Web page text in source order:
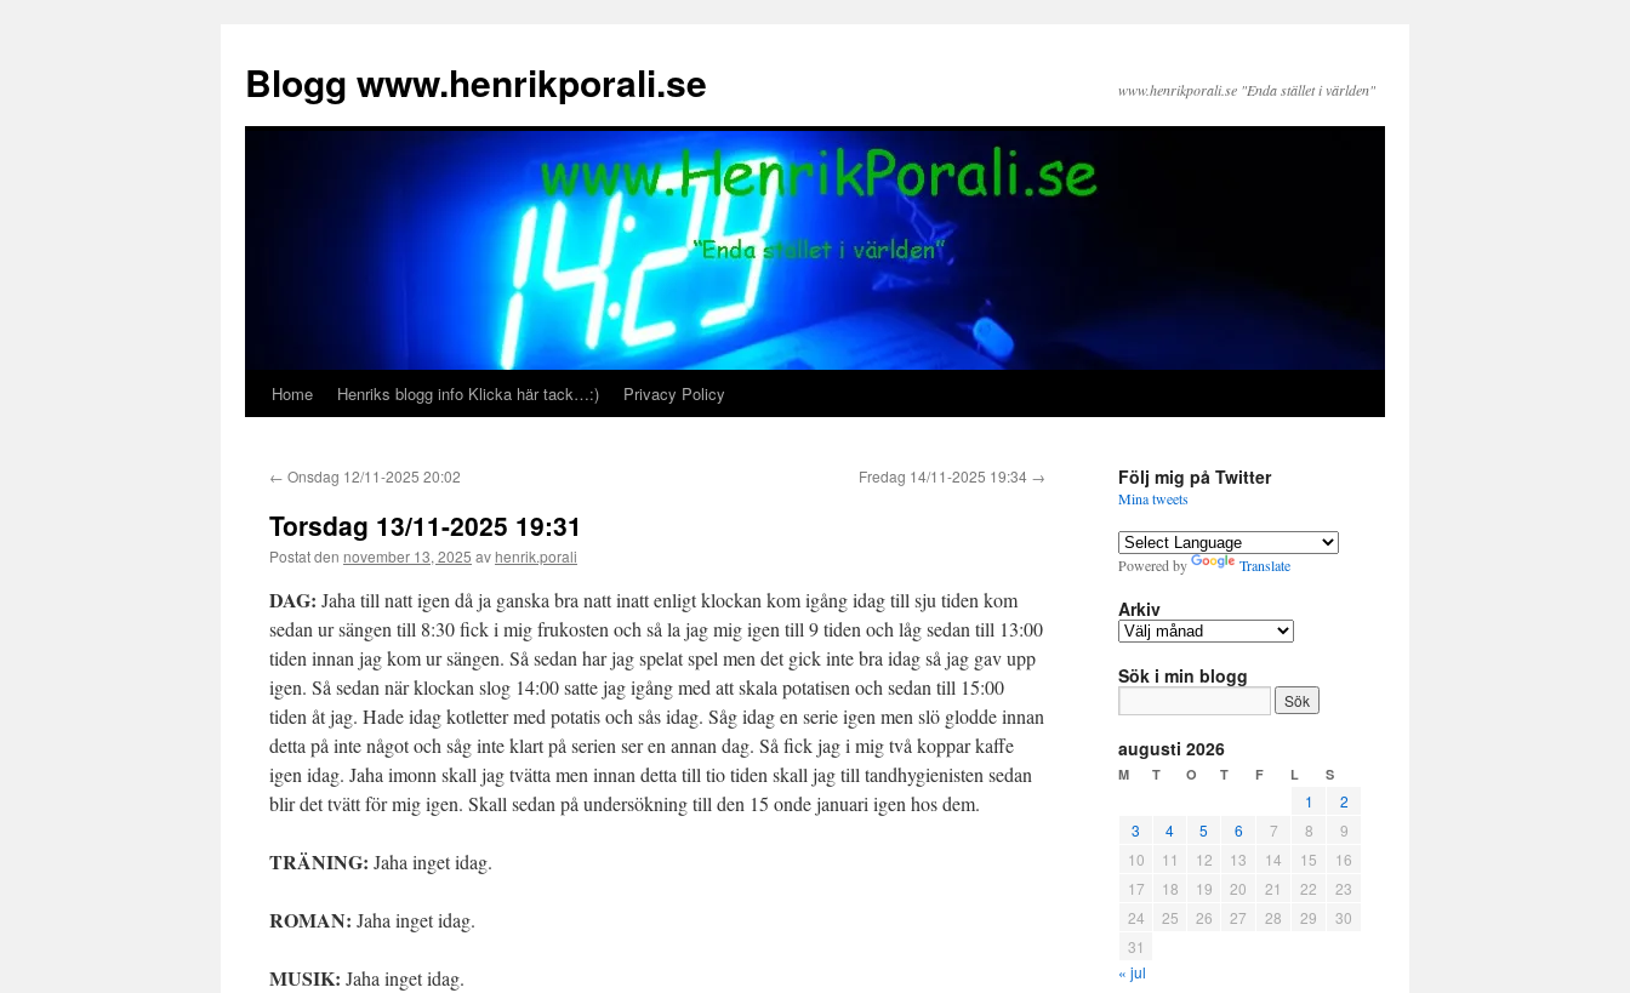
innehåll
Blogg www.henrikporali.se www.henrikporali.se "Enda stället i världen"
Home Henriks blogg info Klicka här tack…:) Privacy Policy
← Onsdag 12/11-2025 20:02 Fredag 14/11-2025 19:34 →
Torsdag 13/11-2025 19:31
Postat den november 13, 2025 av henrik.porali
DAG: Jaha till natt igen då ja ganska bra natt inatt enligt klockan kom igång idag till sju tiden kom
sedan ur sängen till 8:30 fick i mig frukosten och så la jag mig igen till 9 tiden och låg sedan till 13:00
tiden innan jag kom ur sängen. Så sedan har jag spelat spel men det gick inte bra idag så jag gav upp
igen. Så sedan när klockan slog 14:00 satte jag igång med att skala potatisen och sedan till 15:00
tiden åt jag. Hade idag kotletter med potatis och sås idag. Såg idag en serie igen men slö glodde innan
detta på inte något och såg inte klart på serien ser en annan dag. Så fick jag i mig två koppar kaffe
igen idag. Jaha imonn skall jag tvätta men innan detta till tio tiden skall jag till tandhygienisten sedan
blir det tvätt för mig igen. Skall sedan på undersökning till den 15 onde januari igen hos dem.
TRÄNING: Jaha inget idag.
ROMAN: Jaha inget idag.
MUSIK: Jaha inget idag.
Följ mig på Twitter
Mina tweets
Powered by Translate
Arkiv
Arkiv
Sök i min blogg
augusti 2026
M T O T F L S
1
2
3
4 5 6 7 8
9
10
11 12 13 14 15
16
17
18 19 20 21 22
23
24
25 26 27 28 29
30
31
« jul